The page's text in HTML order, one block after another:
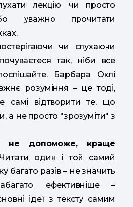
лекцію чи просто
уважно прочитати
чи слухаючи
так, ніби все
Барбара Оклі
розуміння – це тоді,
самі відтворити те, що
а не просто "зрозуміти" з
не допоможе, краще
Читати один і той самий
багато разів – не значить
ефективніше –
ідеї з тексту самим